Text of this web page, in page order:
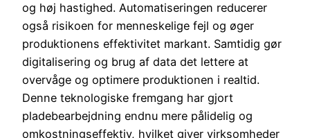
og høj hastighed. Automatiseringen reducerer
også risikoen for menneskelige fejl og øger
produktionens effektivitet markant. Samtidig gør
digitalisering og brug af data det lettere at
overvåge og optimere produktionen i realtid.
Denne teknologiske fremgang har gjort
pladebearbejdning endnu mere pålidelig og
omkostningseffektiv, hvilket giver virksomheder